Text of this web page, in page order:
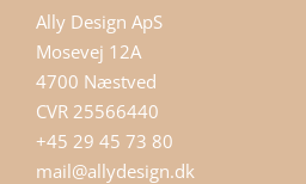
Ally Design ApS
Mosevej 12A
4700 Næstved
CVR 25566440
+45 29 45 73 80
mail@allydesign.dk